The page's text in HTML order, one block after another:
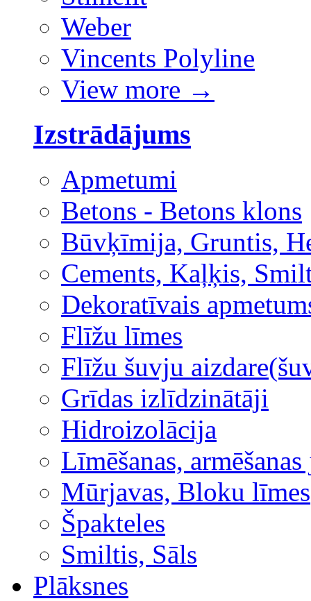
Weber
Vincents Polyline
View more →
Izstrādājums
Apmetumi
Betons - Betons klons
Būvķīmija, Gruntis,
Cements, Kaļķis,
Dekoratīvais
Flīžu līmes
Flīžu šuvju
Grīdas izlīdzinātāji
Hidroizolācija
Līmēšanas, armēšanas
Mūrjavas, Bloku līmes
Špakteles
Smiltis, Sāls
Plāksnes